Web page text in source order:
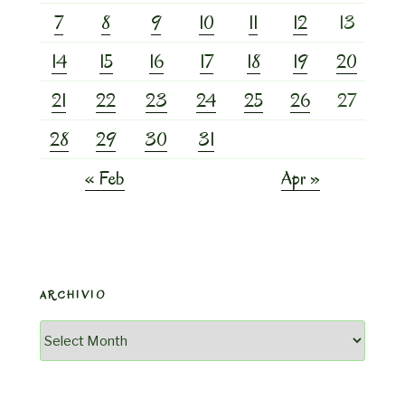
7
8 9 10 11 12
13
14
15 16 17 18 19
20
21
22 23 24 25 26
27
28
29 30
31
« Feb
Apr »
ARCHIVIO
Archivio